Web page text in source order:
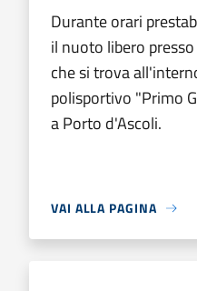
Durante orari
il nuoto libero
che si trova
polisportivo "Primo
a Porto d'Ascoli.
VAI ALLA PAGINA